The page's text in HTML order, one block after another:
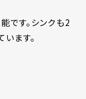
です。シンクも2
ます。